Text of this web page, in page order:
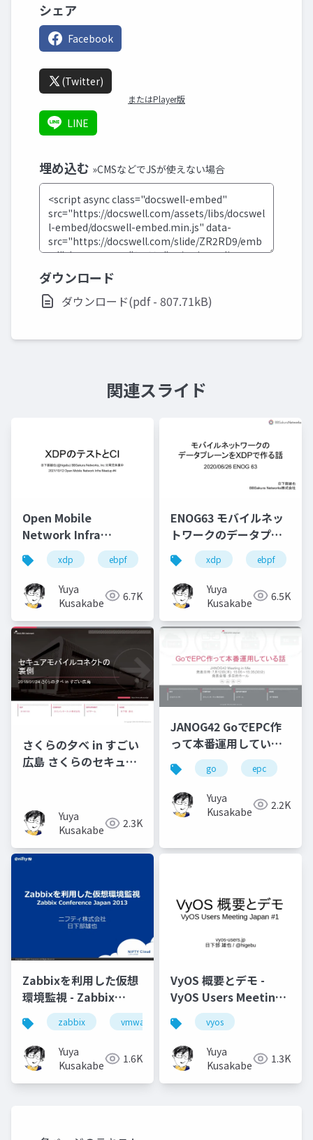
シェア
Facebook
(Twitter)
またはPlayer版
LINE
埋め込む »CMSなどでJSが使えない場合
ダウンロード
ダウンロード(pdf - 807.71kB)
関連スライド
Open Mobile
Network Infra
Meetup #4 XDPのテス
トとCI
xdp ebpf test ci go
Yuya
Kusakabe
6.7K
ENOG63 モバイルネッ
トワークのデータプレ
ーンをXDPで作る話
xdp ebpf
Yuya
Kusakabe
6.5K
さくらの夕べ in すごい
広島 さくらのセキュア
Yuya
Kusakabe
2.3K
JANOG42 GoでEPC作
って本番運用している
話
go epc
Yuya
Kusakabe
2.2K
Zabbixを利用した仮想
環境監視 - Zabbix
Conference Japan
2013
zabbix vmware
Yuya
Kusakabe
1.6K
VyOS 概要とデモ -
VyOS Users Meeting
Japan #1
vyos
Yuya
Kusakabe
1.3K